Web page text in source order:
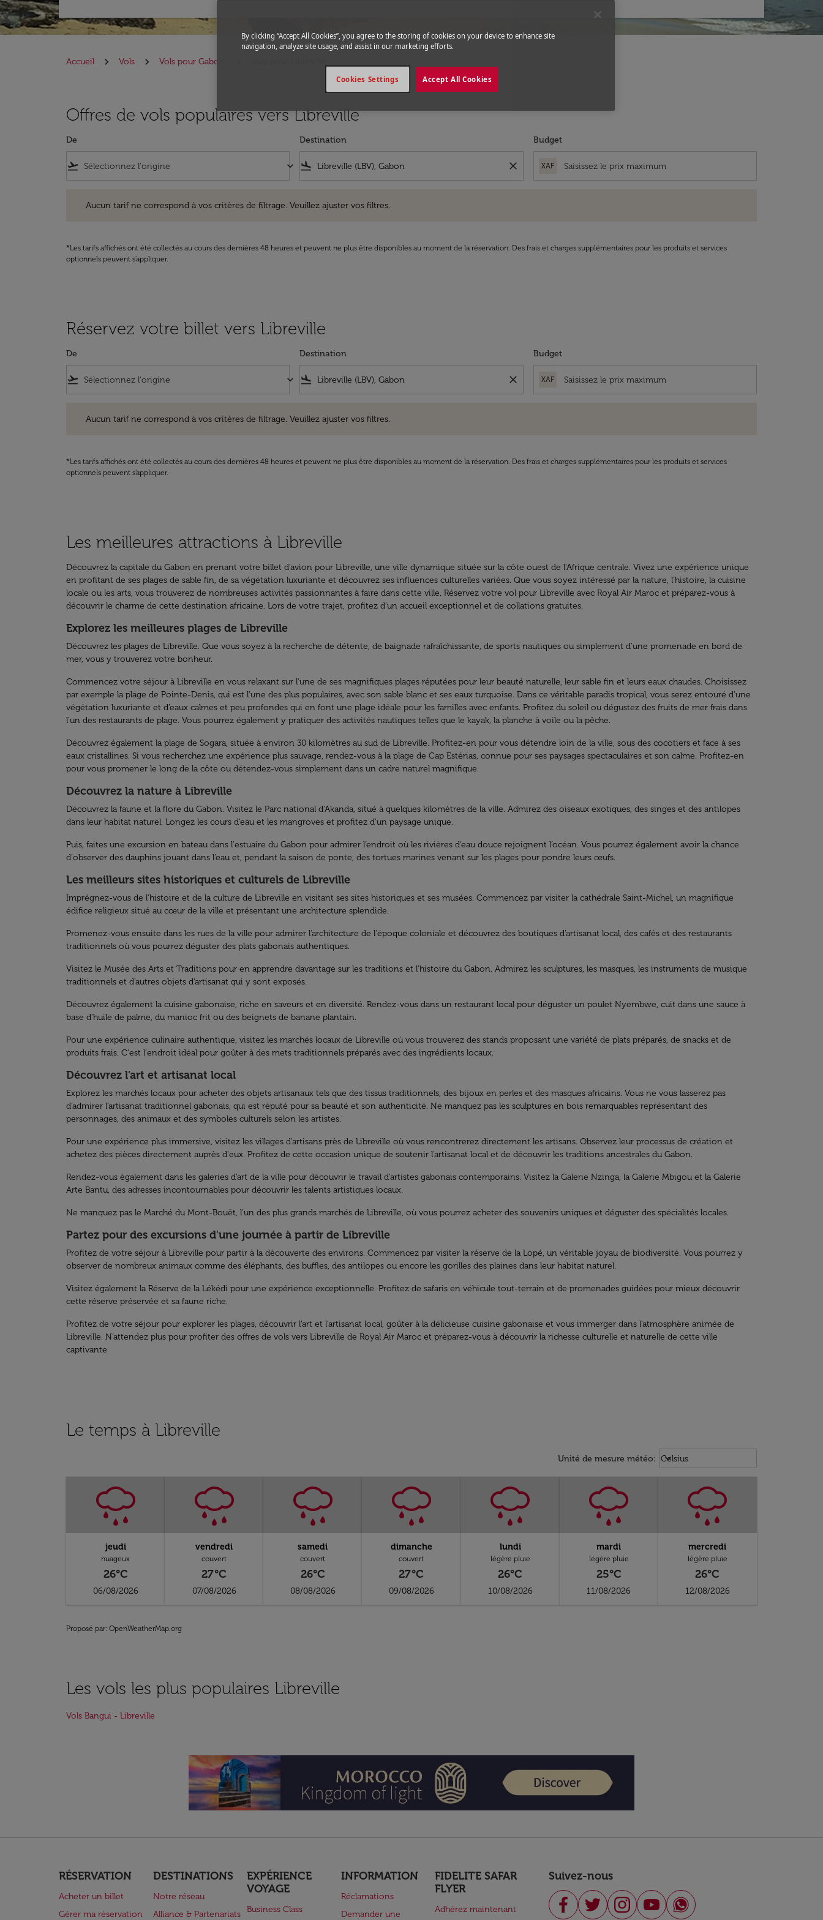
Accueil Vols Vols pour Gabon
Offres de vols populaires vers Libreville
De
flight_takeoff keyboard_arrow_down
Destination
flight_land close
Budget
XAF
Aucun tarif ne correspond à vos critères de filtrage. Veuillez ajuster vos filtres.
*Les tarifs affichés ont été collectés au cours des dernières 48 heures et peuvent ne plus être disponibles au moment de la réservation. Des frais et charges supplémentaires pour les produits et services
optionnels peuvent s'appliquer.
Réservez votre billet vers Libreville
De
flight_takeoff keyboard_arrow_down
Destination
flight_land close
Budget
XAF
Aucun tarif ne correspond à vos critères de filtrage. Veuillez ajuster vos filtres.
*Les tarifs affichés ont été collectés au cours des dernières 48 heures et peuvent ne plus être disponibles au moment de la réservation. Des frais et charges supplémentaires pour les produits et services
optionnels peuvent s'appliquer.
Les meilleures attractions à Libreville
Découvrez la capitale du Gabon en prenant votre billet d’avion pour Libreville, une ville dynamique située sur la côte ouest de l'Afrique centrale. Vivez une expérience unique
en profitant de ses plages de sable fin, de sa végétation luxuriante et découvrez ses influences culturelles variées. Que vous soyez intéressé par la nature, l'histoire, la cuisine
locale ou les arts, vous trouverez de nombreuses activités passionnantes à faire dans cette ville. Réservez votre vol pour Libreville avec Royal Air Maroc et préparez-vous à
découvrir le charme de cette destination africaine. Lors de votre trajet, profitez d’un accueil exceptionnel et de collations gratuites.
Explorez les meilleures plages de Libreville
Découvrez les plages de Libreville. Que vous soyez à la recherche de détente, de baignade rafraîchissante, de sports nautiques ou simplement d'une promenade en bord de
mer, vous y trouverez votre bonheur.
Commencez votre séjour à Libreville en vous relaxant sur l'une de ses magnifiques plages réputées pour leur beauté naturelle, leur sable fin et leurs eaux chaudes. Choisissez
par exemple la plage de Pointe-Denis, qui est l'une des plus populaires, avec son sable blanc et ses eaux turquoise. Dans ce véritable paradis tropical, vous serez entouré d'une
végétation luxuriante et d’eaux calmes et peu profondes qui en font une plage idéale pour les familles avec enfants. Profitez du soleil ou dégustez des fruits de mer frais dans
l'un des restaurants de plage. Vous pourrez également y pratiquer des activités nautiques telles que le kayak, la planche à voile ou la pêche.
Découvrez également la plage de Sogara, située à environ 30 kilomètres au sud de Libreville. Profitez-en pour vous détendre loin de la ville, sous des cocotiers et face à ses
eaux cristallines. Si vous recherchez une expérience plus sauvage, rendez-vous à la plage de Cap Estérias, connue pour ses paysages spectaculaires et son calme. Profitez-en
pour vous promener le long de la côte ou détendez-vous simplement dans un cadre naturel magnifique.
Découvrez la nature à Libreville
Découvrez la faune et la flore du Gabon. Visitez le Parc national d'Akanda, situé à quelques kilomètres de la ville. Admirez des oiseaux exotiques, des singes et des antilopes
dans leur habitat naturel. Longez les cours d’eau et les mangroves et profitez d’un paysage unique.
Puis, faites une excursion en bateau dans l'estuaire du Gabon pour admirer l’endroit où les rivières d’eau douce rejoignent l’océan. Vous pourrez également avoir la chance
d'observer des dauphins jouant dans l’eau et, pendant la saison de ponte, des tortues marines venant sur les plages pour pondre leurs œufs.
Les meilleurs sites historiques et culturels de Libreville
Imprégnez-vous de l'histoire et de la culture de Libreville en visitant ses sites historiques et ses musées. Commencez par visiter la cathédrale Saint-Michel, un magnifique
édifice religieux situé au cœur de la ville et présentant une architecture splendide.
Promenez-vous ensuite dans les rues de la ville pour admirer l'architecture de l'époque coloniale et découvrez des boutiques d'artisanat local, des cafés et des restaurants
traditionnels où vous pourrez déguster des plats gabonais authentiques.
Visitez le Musée des Arts et Traditions pour en apprendre davantage sur les traditions et l'histoire du Gabon. Admirez les sculptures, les masques, les instruments de musique
traditionnels et d'autres objets d'artisanat qui y sont exposés.
Découvrez également la cuisine gabonaise, riche en saveurs et en diversité. Rendez-vous dans un restaurant local pour déguster un poulet Nyembwe, cuit dans une sauce à
base d’huile de palme, du manioc frit ou des beignets de banane plantain.
Pour une expérience culinaire authentique, visitez les marchés locaux de Libreville où vous trouverez des stands proposant une variété de plats préparés, de snacks et de
produits frais. C'est l'endroit idéal pour goûter à des mets traditionnels préparés avec des ingrédients locaux.
Découvrez l’art et artisanat local
Explorez les marchés locaux pour acheter des objets artisanaux tels que des tissus traditionnels, des bijoux en perles et des masques africains. Vous ne vous lasserez pas
d’admirer l’artisanat traditionnel gabonais, qui est réputé pour sa beauté et son authenticité. Ne manquez pas les sculptures en bois remarquables représentant des
personnages, des animaux et des symboles culturels selon les artistes.'
Pour une expérience plus immersive, visitez les villages d'artisans près de Libreville où vous rencontrerez directement les artisans. Observez leur processus de création et
achetez des pièces directement auprès d'eux. Profitez de cette occasion unique de soutenir l'artisanat local et de découvrir les traditions ancestrales du Gabon.
Rendez-vous également dans les galeries d'art de la ville pour découvrir le travail d'artistes gabonais contemporains. Visitez la Galerie Nzinga, la Galerie Mbigou et la Galerie
Arte Bantu, des adresses incontournables pour découvrir les talents artistiques locaux.
Ne manquez pas le Marché du Mont-Bouët, l'un des plus grands marchés de Libreville, où vous pourrez acheter des souvenirs uniques et déguster des spécialités locales.
Partez pour des excursions d'une journée à partir de Libreville
Profitez de votre séjour à Libreville pour partir à la découverte des environs. Commencez par visiter la réserve de la Lopé, un véritable joyau de biodiversité. Vous pourrez y
observer de nombreux animaux comme des éléphants, des buffles, des antilopes ou encore les gorilles des plaines dans leur habitat naturel.
Visitez également la Réserve de la Lékédi pour une expérience exceptionnelle. Profitez de safaris en véhicule tout-terrain et de promenades guidées pour mieux découvrir
cette réserve préservée et sa faune riche.
Profitez de votre séjour pour explorer les plages, découvrir l'art et l'artisanat local, goûter à la délicieuse cuisine gabonaise et vous immerger dans l'atmosphère animée de
Libreville. N’attendez plus pour profiter des offres de vols vers Libreville de Royal Air Maroc et préparez-vous à découvrir la richesse culturelle et naturelle de cette ville
captivante
Le temps à Libreville
Unité de mesure météo: Weather unit option Celsius
Celsius
keyboard_arrow_down
jeudi
nuageux
26°C
06/08/2026
vendredi
couvert
27°C
07/08/2026
samedi
couvert
26°C
08/08/2026
dimanche
couvert
27°C
09/08/2026
lundi
légère pluie
26°C
10/08/2026
mardi
légère pluie
25°C
11/08/2026
mercredi
légère pluie
26°C
12/08/2026
Proposé par: OpenWeatherMap.org
Les vols les plus populaires Libreville
Vols Bangui - Libreville
RÉSERVATION
Acheter un billet
Gérer ma réservation
DESTINATIONS
Notre réseau
Alliance & Partenariats
EXPÉRIENCE
VOYAGE
Business Class
INFORMATION
Réclamations
Demander une
FIDELITE SAFAR
FLYER
Adhérez maintenant
Suivez-nous
By clicking “Accept All Cookies”, you agree to the storing of cookies on your device to enhance site
navigation, analyze site usage, and assist in our marketing efforts.
Accept All Cookies
Cookies Settings